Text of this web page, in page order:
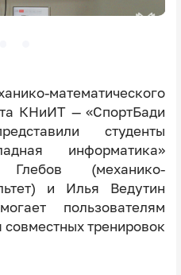
математического
КНиИТ — «СпортБади
студенты
информатика»
(механико-
и Илья Ведутин
пользователям
совместных тренировок